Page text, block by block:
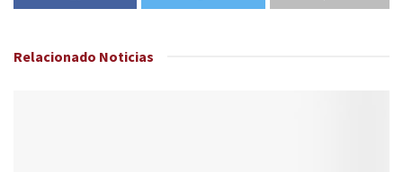
Relacionado Noticias